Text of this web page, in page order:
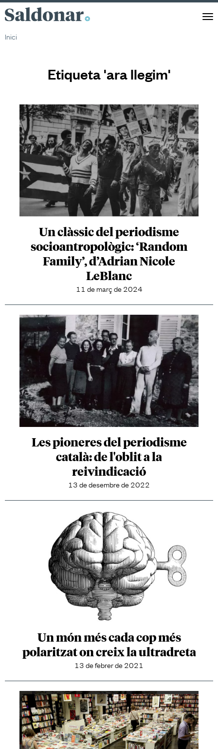
Saldonar
Inici
Etiqueta 'ara llegim'
Un clàssic del periodisme
socioantropològic: ‘Random
Family’, d’Adrian Nicole
LeBlanc
11 de març de 2024
Les pioneres del periodisme
català: de l'oblit a la
reivindicació
13 de desembre de 2022
Un món més cada cop més
polaritzat on creix la ultradreta
13 de febrer de 2021